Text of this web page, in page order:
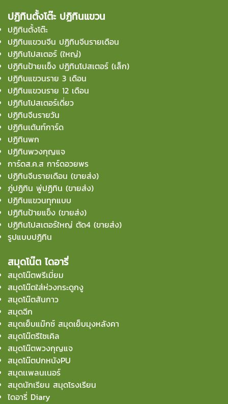
ปฏิทินตั้งโต๊ะ ปฏิทินแขวน
ปฏิทินตั้งโต๊ะ
ปฏิทินแขวนจีน ปฏิทินจีนรายเดือน
ปฏิทินโปสเตอร์ (ใหญ่)
ปฏิทินป้ายเเข็ง ปฏิทินโปสเตอร์ (เล็ก)
ปฏิทินแขวนราย 3 เดือน
ปฏิทินแขวนราย 12 เดือน
ปฏิทินโปสเตอร์เดี่ยว
ปฏิทินจีนรายวัน
ปฏิทินเต้นท์การ์ด
ปฏิทินพก
ปฏิทินพวงกุญแจ
การ์ดส.ค.ส การ์ดอวยพร
ปฏิทินจีนรายเดือน (ขายส่ง)
ภู่ปฏิทิน พู่ปฏิทิน (ขายส่ง)
ปฏิทินแขวนทุกแบบ
ปฏิทินป้ายแข็ง (ขายส่ง)
ปฏิทินโปสเตอร์ใหญ่ ตัด4 (ขายส่ง)
รูปแบบปฏิทิน
สมุดโน๊ต ไดอารี่
สมุดโน๊ตพรีเมี่ยม
สมุดโน๊ตใส่ห่วงกระดูกงู
สมุดโน๊ตสันกาว
สมุดฉีก
สมุดเย็บแม๊กซ์ สมุดเย็บมุงหลังคา
สมุดโน๊ตรีไซเคิล
สมุดโน๊ตพวงกุญแจ
สมุดโน๊ตปกหนังPU
สมุดเเพลนเนอร์
สมุดนักเรียน สมุดโรงเรียน
ไดอารี่ Diary